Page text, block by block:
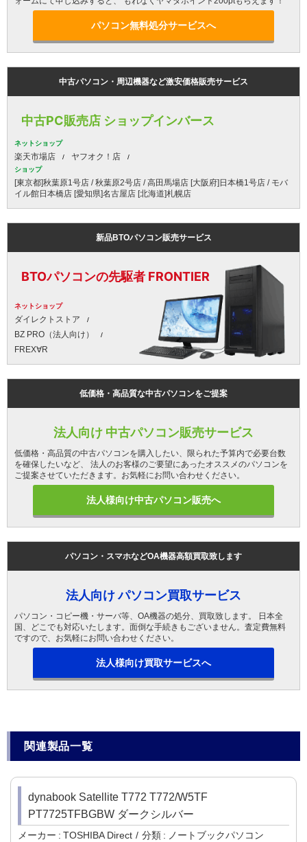
パソコン無料処分サービスへ
中古パソコン・周辺機器など激安価格販売サービス
中古PC販売店 ショップインバース
ネットショップ
楽天市場店 ヤフオク！店
ショップ
[東京都]秋葉原1号店 / 秋葉原2号店 / 高田馬場店 [大阪府]日本橋1号店 / モバ
イル館日本橋店 [愛知県]名古屋店 [北海道]札幌店
新品BTOパソコン販売サービス
BTOパソコンの先駆者 FRONTIER
ネットショップ
ダイレクトストア
BZ PRO（法人向け）
FREX∀R
低価格・高品質な中古パソコンをご提案
法人向け 中古パソコン販売サービス
低価格・高品質の中古パソコンを購入したい、限られた予算内で必要台数
を確保したいなど、 法人のお客様のご要望にあったオススメのパソコンを
ご提案させていただきます。お気軽にお問い合わせください。
法人様向け中古パソコン販売へ
パソコン・スマホなどOA機器高額買取致します
法人向け パソコン買取サービス
パソコン・コピー機・サーバ等、OA機器の処分、買取致します。 日本全
国、どこでも対応いたします。面倒な手続きもございません。査定費無料
ですので、お気軽にお問い合わせください。
法人様向け買取サービスへ
関連製品一覧
dynabook Satellite T772 T772/W5TF
PT7725TFBGBW ダークシルバー
メーカー TOSHIBA Direct 分類
ノートブックパソコン